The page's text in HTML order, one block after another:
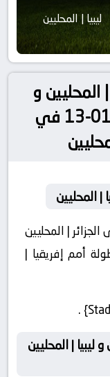
ليبيا | المحليين
المحليين و
ليبيا | المحليين بتاريخ 2023-01-13 في
| المحليين
كلا من نادى الجزائر | المحليين
أمم إفريقيا |
ليبيا | المحليين